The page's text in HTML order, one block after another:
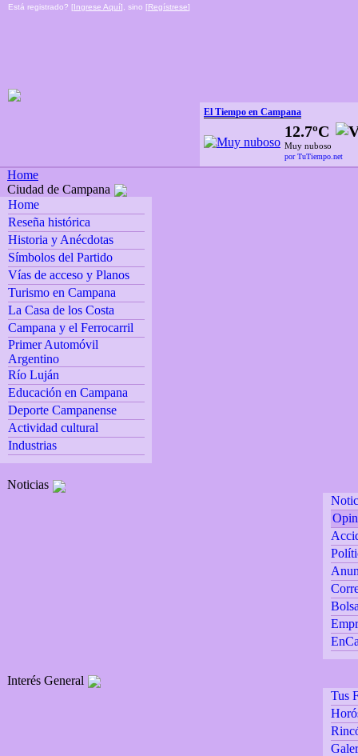
Está registrado? [Ingrese Aquí], sino [Regístrese]
El Tiempo en Campana
12.7ºC
Muy nuboso
por TuTiempo.net
Home
Ciudad de Campana
Home
Reseña histórica
Historia y Anécdotas
Símbolos del Partido
Vías de acceso y Planos
Turismo en Campana
La Casa de los Costa
Campana y el Ferrocarril
Primer Automóvil
Argentino
Río Luján
Educación en Campana
Deporte Campanense
Actividad cultural
Industrias
Noticias
Interés General
Tus